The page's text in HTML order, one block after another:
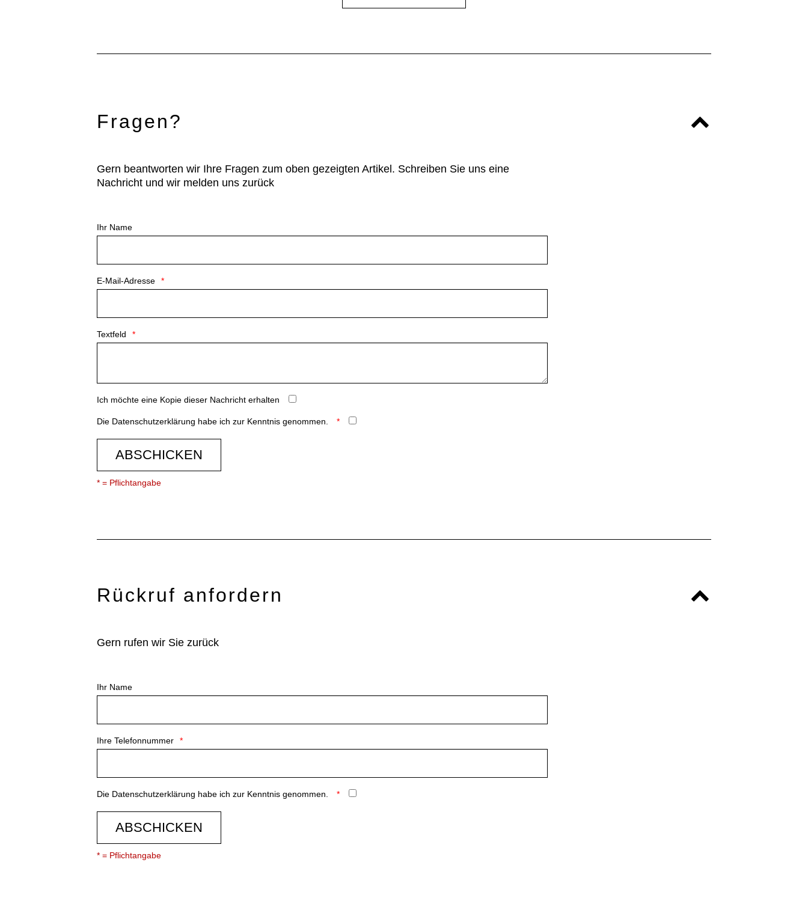
Fragen?
Gern beantworten wir Ihre Fragen zum oben gezeigten Artikel. Schreiben Sie uns eine
Nachricht und wir melden uns zurück
Ihr Name
E-Mail-Adresse
Textfeld
Ich möchte eine Kopie dieser Nachricht erhalten
Die Datenschutzerklärung habe ich zur Kenntnis genommen.
ABSCHICKEN
* = Pflichtangabe
Rückruf anfordern
Gern rufen wir Sie zurück
Ihr Name
Ihre Telefonnummer
Die Datenschutzerklärung habe ich zur Kenntnis genommen.
ABSCHICKEN
* = Pflichtangabe